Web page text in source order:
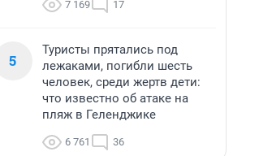
7 169 17
5
Туристы прятались под
лежаками, погибли шесть
человек, среди жертв дети:
что известно об атаке на
пляж в Геленджике
6 761 36